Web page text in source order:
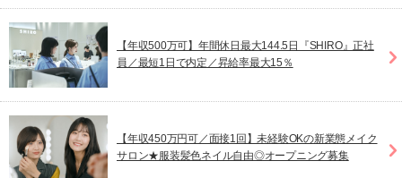
【年収500万可】年間休日最大144.5日『SHIRO』正社
員／最短1日で内定／昇給率最大15％
【年収450万円可／面接1回】未経験OKの新業態メイク
サロン★服装髪色ネイル自由◎オープニング募集